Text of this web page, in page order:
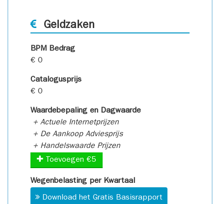
Geldzaken
BPM Bedrag
€ 0
Catalogusprijs
€ 0
Waardebepaling en Dagwaarde
+ Actuele Internetprijzen
+ De Aankoop Adviesprijs
+ Handelswaarde Prijzen
Toevoegen €5
Wegenbelasting per Kwartaal
Download het Gratis Basisrapport